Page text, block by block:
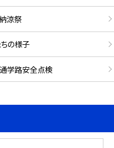
涼祭
の様子
学路安全点検